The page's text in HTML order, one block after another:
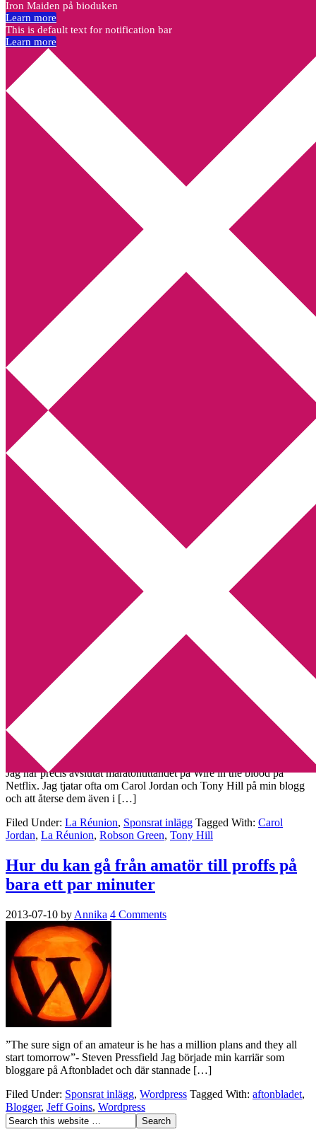
Annikas litteratur- och kulturblogg
Deckare, kriminalromaner, thrillers
Hem
Boktolva
Författarfemman
Kontakt
Webbshop Amazon
Utskriftscentralen
Min tv-blogg
You are here:Home Archives for Sponsrat inlägg
La Réunion – ett paradis för stressade
bokbloggare
2013-09-02 byAnnika
Jag har precis avslutat maratontittandet på Wire in the blood på
Netflix. Jag tjatar ofta om Carol Jordan och Tony Hill på min blogg
och att återse dem även i […]
Filed Under: La Réunion, Sponsrat inlägg Tagged With: Carol
Jordan, La Réunion, Robson Green, Tony Hill
Hur du kan gå från amatör till proffs på
bara ett par minuter
2013-07-10 by Annika 4 Comments
”The sure sign of an amateur is he has a million plans and they all
start tomorrow”- Steven Pressfield Jag började min karriär som
bloggare på Aftonbladet och där stannade […]
Filed Under: Sponsrat inlägg, Wordpress Tagged With: aftonbladet,
Blogger, Jeff Goins, Wordpress
Iron Maiden på bioduken
Learn more
This is default text for notification bar
Learn more